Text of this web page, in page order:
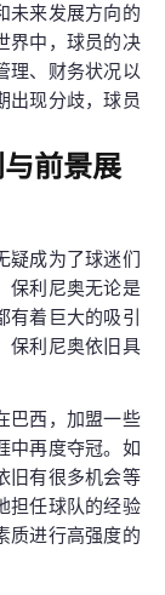
未来发展方向的
界中，球员的决
理、财务状况以
出现分歧，球员
前景展
疑成为了球迷们
保利尼奥无论是
有着巨大的吸引
保利尼奥依旧具
巴西，加盟一些
中再度夺冠。如
旧有很多机会等
担任球队的经验
质进行高强度的